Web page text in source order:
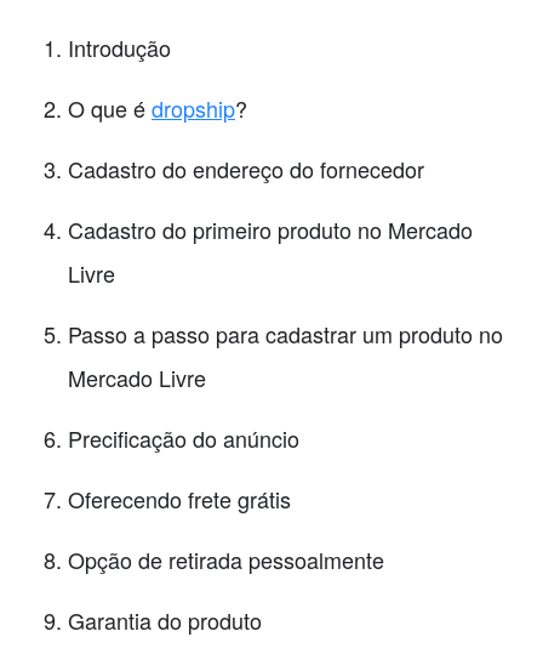
Introdução
O que édropship?
Cadastro do endereço do fornecedor
Cadastro do primeiro produto no Mercado
Livre
Passo a passo para cadastrar um produto no
Mercado Livre
Precificação do anúncio
Oferecendo frete grátis
Opção de retirada pessoalmente
Garantia do produto